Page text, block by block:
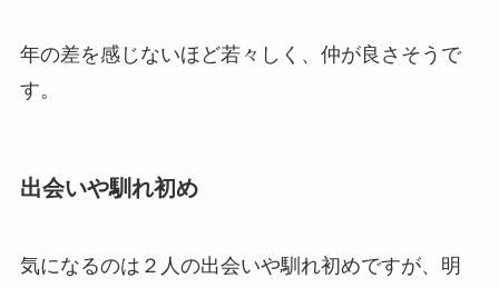
年の差を感じないほど若々しく、仲が良さそうで
す。
出会いや馴れ初め
気になるのは２人の出会いや馴れ初めですが、明